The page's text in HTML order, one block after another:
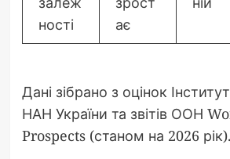
ності
ає
Дані зібрано з оцінок
НАН України та звітів ООН
Prospects (станом на 2026 рік).